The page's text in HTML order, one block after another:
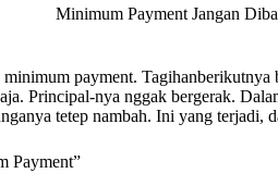
Minimum Payment Jangan
payment.
Principal-nya nggak bergerak.
tetep nambah. Ini yang terjadi,
Payment”